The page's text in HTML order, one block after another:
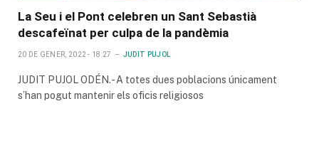
La Seu i el Pont celebren un Sant Sebastià
descafeïnat per culpa de la pandèmia
20 DE GENER, 2022 - 18:27 JUDIT PUJOL
JUDIT PUJOL ODÉN.- A totes dues poblacions únicament
s’han pogut mantenir els oficis religiosos